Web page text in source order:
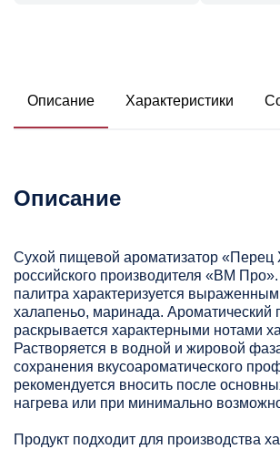
Описание Характеристики
Описание
Сухой пищевой ароматизатор «Перец
российского производителя «ВМ
палитра характеризуется
халапеньо, маринада. Ароматический
раскрывается характерными нотами
Растворяется в водной и жировой
сохранения вкусоароматического
рекомендуется вносить после
нагрева или при минимально
Продукт подходит для производства